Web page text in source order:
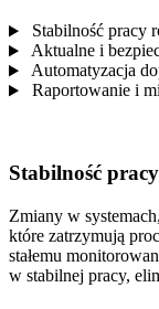
Stabilność pracy
Aktualne i
Automatyzacja
Raportowanie i
Stabilność
Zmiany w
które zatrzymują
stałemu
w stabilnej pracy,